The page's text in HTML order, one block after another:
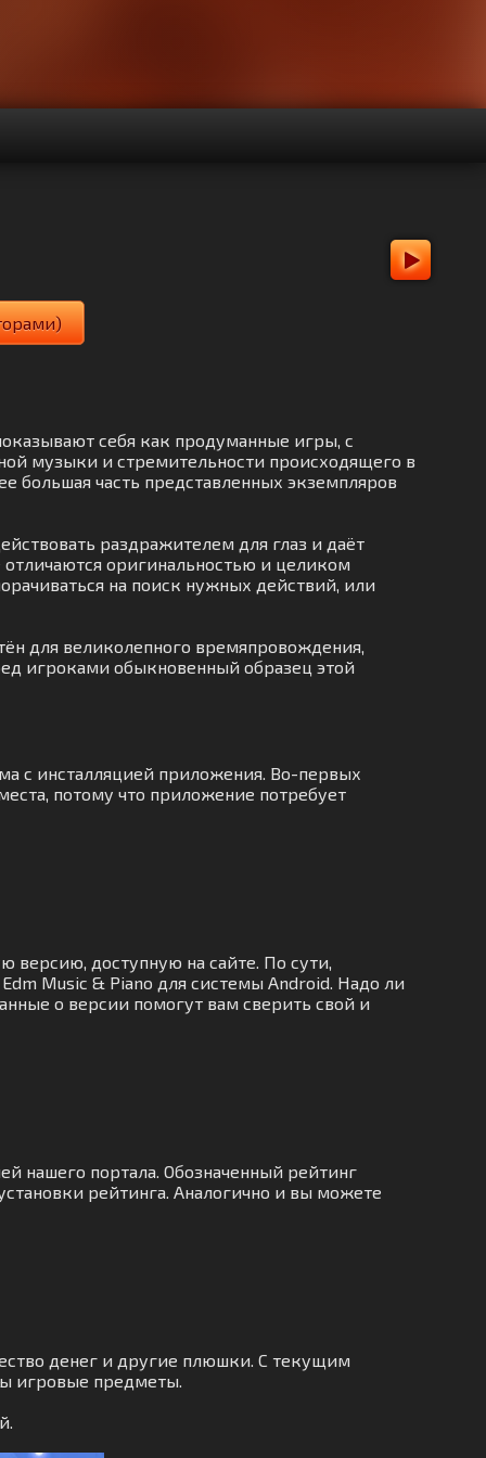
себя как продуманные игры, с
музыки и стремительности происходящего в
большая часть представленных экземпляров
раздражителем для глаз и даёт
оригинальностью и целиком
на поиск нужных действий, или
для великолепного времяпровождения,
игроками обыкновенный образец этой
с инсталляцией приложения. Во-первых
потому что приложение потребует
версию, доступную на сайте. По сути,
Music & Piano для системы Android. Надо ли
о версии помогут вам сверить свой и
нашего портала. Обозначенный рейтинг
рейтинга. Аналогично и вы можете
денег и другие плюшки. С текущим
игровые предметы.